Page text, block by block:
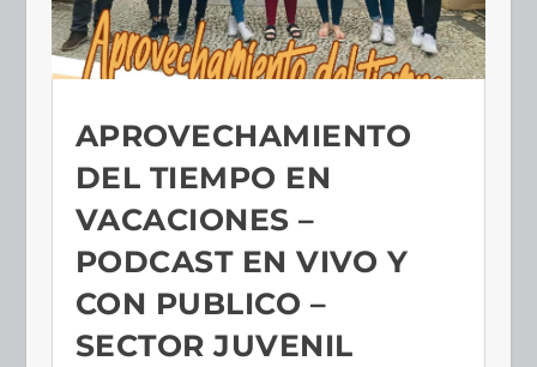
APROVECHAMIENTO
DEL TIEMPO EN
VACACIONES –
PODCAST EN VIVO Y
CON PUBLICO –
SECTOR JUVENIL